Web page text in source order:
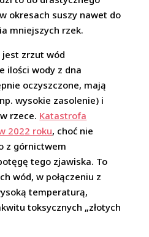
okresach suszy nawet do
mniejszych rzek.
jest zrzut wód
ilości wody z dna
oczyszczone, mają
wysokie zasolenie) i
rzece. Katastrofa
2022 roku, choć nie
z górnictwem
tego zjawiska. To
wód, w połączeniu z
temperaturą,
toksycznych „złotych